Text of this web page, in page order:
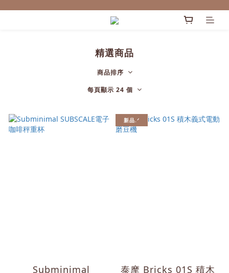
精選商品
商品排序
每頁顯示 24 個
Subminimal
新品.ᐟ
泰摩 Bricks 01S 積木